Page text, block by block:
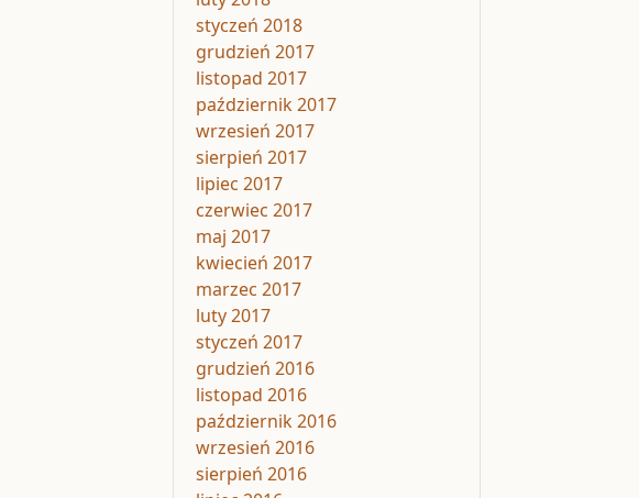
styczeń 2018
grudzień 2017
listopad 2017
październik 2017
wrzesień 2017
sierpień 2017
lipiec 2017
czerwiec 2017
maj 2017
kwiecień 2017
marzec 2017
luty 2017
styczeń 2017
grudzień 2016
listopad 2016
październik 2016
wrzesień 2016
sierpień 2016